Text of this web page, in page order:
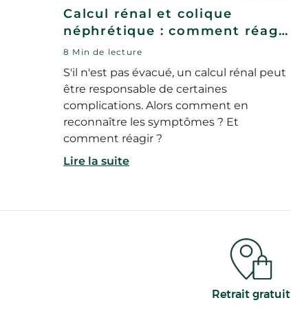
Calcul rénal et colique
néphrétique : comment réagir
?
8 Min de lecture
S'il n'est pas évacué, un calcul rénal peut
être responsable de certaines
complications. Alors comment en
reconnaître les symptômes ? Et
comment réagir ?
Lire la suite
Retrait gratuit